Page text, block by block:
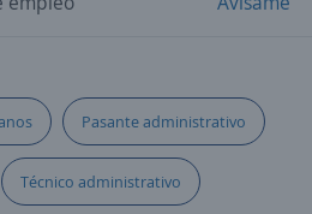
Pasante administrativo
Técnico administrativo